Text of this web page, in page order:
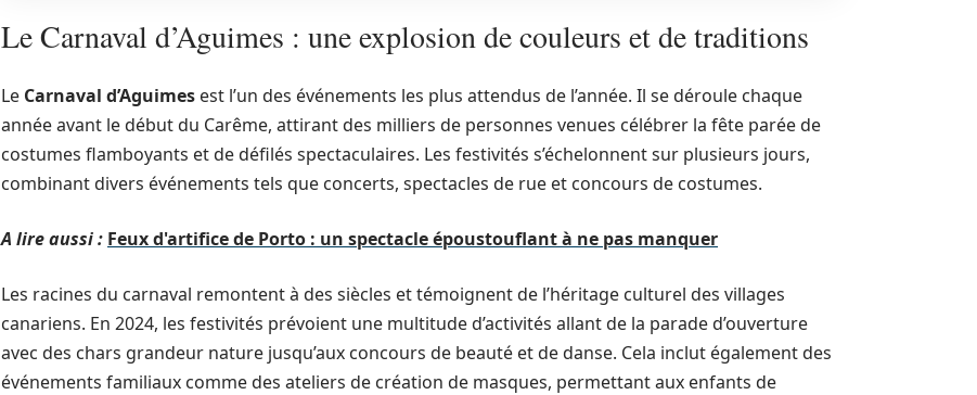
Le Carnaval d’Aguimes : une explosion de couleurs et de traditions
Le Carnaval d’Aguimes est l’un des événements les plus attendus de l’année. Il se déroule chaque
année avant le début du Carême, attirant des milliers de personnes venues célébrer la fête parée de
costumes flamboyants et de défilés spectaculaires. Les festivités s’échelonnent sur plusieurs jours,
combinant divers événements tels que concerts, spectacles de rue et concours de costumes.
A lire aussi : Feux d'artifice de Porto : un spectacle époustouflant à ne pas manquer
Les racines du carnaval remontent à des siècles et témoignent de l’héritage culturel des villages
canariens. En 2024, les festivités prévoient une multitude d’activités allant de la parade d’ouverture
avec des chars grandeur nature jusqu’aux concours de beauté et de danse. Cela inclut également des
événements familiaux comme des ateliers de création de masques, permettant aux enfants de